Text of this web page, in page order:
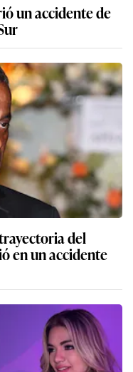
un accidente de
del
en un accidente